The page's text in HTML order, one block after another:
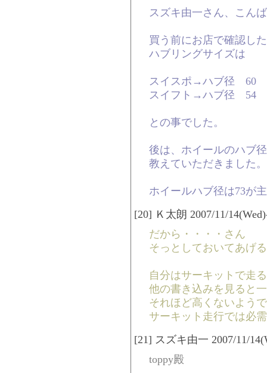
スズキ由一さん、こん
買う前にお店で確認し
ハブリングサイズは
スイスポ→ハブ径 60
スイフト→ハブ径 54
との事でした。
後は、ホイールのハブ
教えていただきました。
ホイールハブ径は73が
[20] Ｋ太朗 2007/11/
だから・・・・さん
そっとしておいてあげ
自分はサーキットで走
他の書き込みを見ると
それほど高くないよう
サーキット走行では必
[21] スズキ由一 2007/11/
toppy殿